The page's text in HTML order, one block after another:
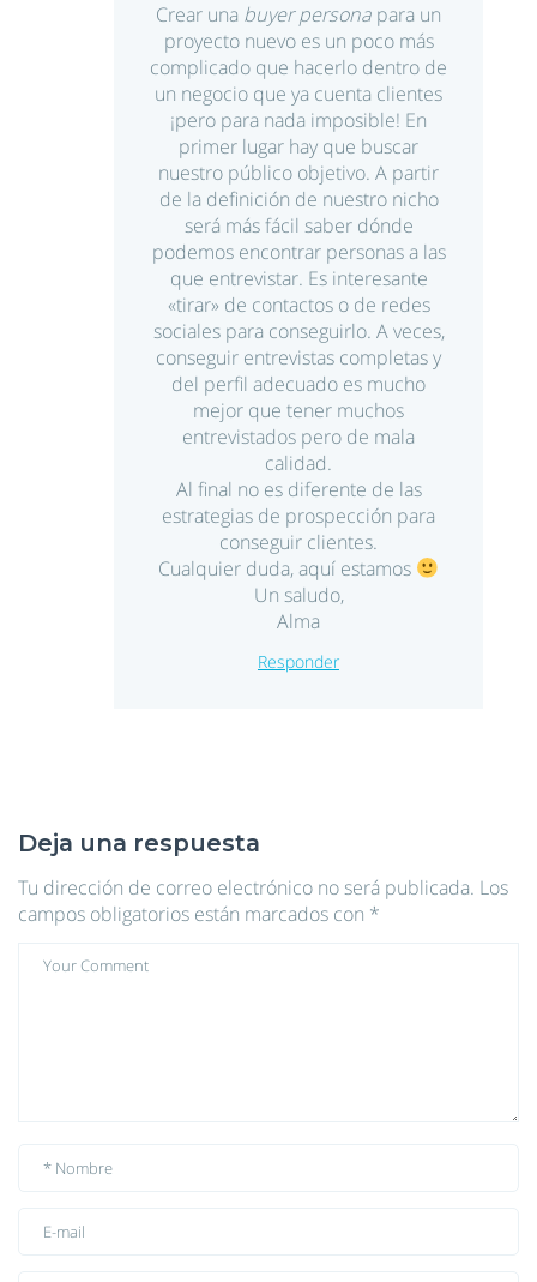
Crear una buyer persona para un
proyecto nuevo es un poco más
complicado que hacerlo dentro de
un negocio que ya cuenta clientes
¡pero para nada imposible! En
primer lugar hay que buscar
nuestro público objetivo. A partir
de la definición de nuestro nicho
será más fácil saber dónde
podemos encontrar personas a las
que entrevistar. Es interesante
«tirar» de contactos o de redes
sociales para conseguirlo. A veces,
conseguir entrevistas completas y
del perfil adecuado es mucho
mejor que tener muchos
entrevistados pero de mala
calidad.
Al final no es diferente de las
estrategias de prospección para
conseguir clientes.
Cualquier duda, aquí estamos
Un saludo,
Alma
Responder
Deja una respuesta
Tu dirección de correo electrónico no será publicada. Los
campos obligatorios están marcados con *